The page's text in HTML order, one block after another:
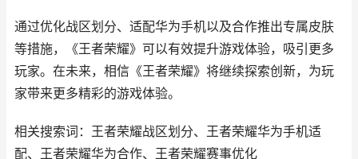
通过优化战区划分、适配华为手机以及合作推出专属皮肤
等措施，《王者荣耀》可以有效提升游戏体验，吸引更多
玩家。在未来，相信《王者荣耀》将继续探索创新，为玩
家带来更多精彩的游戏体验。
相关搜索词：王者荣耀战区划分、王者荣耀华为手机适
配、王者荣耀华为合作、王者荣耀赛事优化